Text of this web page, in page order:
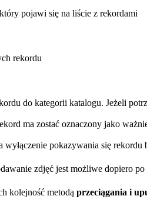
pojawi się na liście z rekordami
rekordu
do kategorii katalogu. Jeżeli
ma zostać oznaczony jako
wyłączenie pokazywania się rekordu
zdjęć jest możliwe dopiero
kolejność metodą przeciągania i